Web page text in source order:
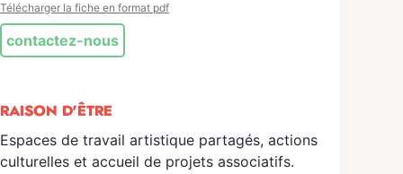
Télécharger la fiche en format pdf
contactez-nous
RAISON D'ÊTRE
Espaces de travail artistique partagés, actions
culturelles et accueil de projets associatifs.